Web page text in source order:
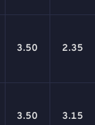
3.50 2.35
3.50 3.15